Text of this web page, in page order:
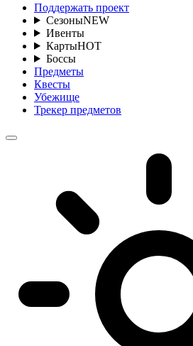
Поддержать проект
СезоныNEW
Ивенты
КартыHOT
Боссы
Предметы
Квесты
Убежище
Трекер предметов